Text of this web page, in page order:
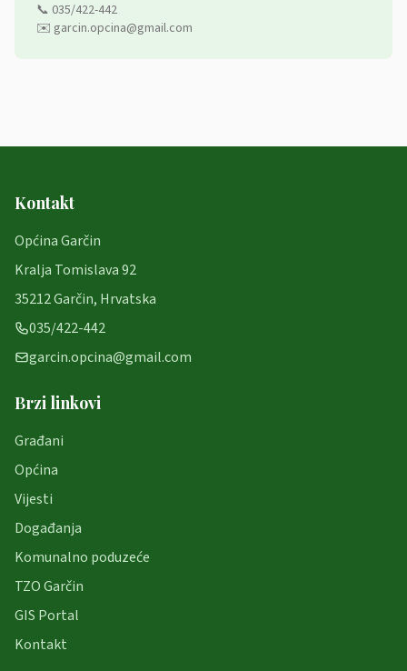
📞 035/422-442
✉️ garcin.opcina@gmail.com
Kontakt
Općina Garčin
Kralja Tomislava 92
35212 Garčin, Hrvatska
035/422-442
garcin.opcina@gmail.com
Brzi linkovi
Građani
Općina
Vijesti
Događanja
Komunalno poduzeće
TZO Garčin
GIS Portal
Kontakt